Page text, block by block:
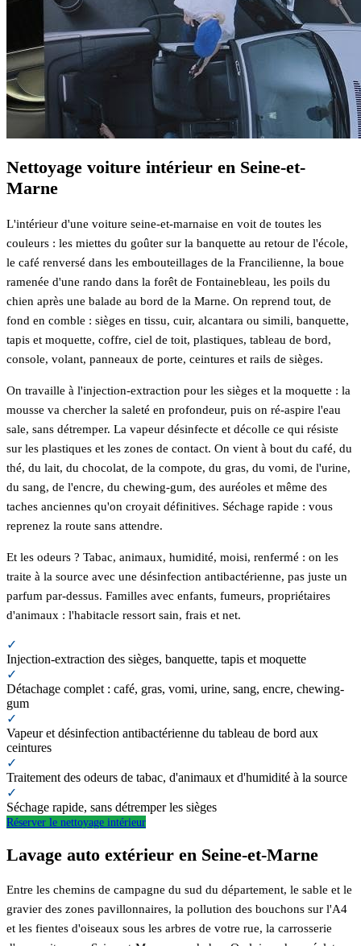
Nettoyage voiture intérieur en Seine-et-
Marne
L'intérieur d'une voiture seine-et-marnaise en voit de toutes les
couleurs : les miettes du goûter sur la banquette au retour de l'école,
le café renversé dans les embouteillages de la Francilienne, la boue
ramenée d'une rando dans la forêt de Fontainebleau, les poils du
chien après une balade au bord de la Marne. On reprend tout, de
fond en comble : sièges en tissu, cuir, alcantara ou simili, banquette,
tapis et moquette, coffre, ciel de toit, plastiques, tableau de bord,
console, volant, panneaux de porte, ceintures et rails de sièges.
On travaille à l'injection-extraction pour les sièges et la moquette : la
mousse va chercher la saleté en profondeur, puis on ré-aspire l'eau
sale, sans détremper. La vapeur désinfecte et décolle ce qui résiste
sur les plastiques et les zones de contact. On vient à bout du café, du
thé, du lait, du chocolat, de la compote, du gras, du vomi, de l'urine,
du sang, de l'encre, du chewing-gum, des auréoles et même des
taches anciennes qu'on croyait définitives. Séchage rapide : vous
reprenez la route sans attendre.
Et les odeurs ? Tabac, animaux, humidité, moisi, renfermé : on les
traite à la source avec une désinfection antibactérienne, pas juste un
parfum par-dessus. Familles avec enfants, fumeurs, propriétaires
d'animaux : l'habitacle ressort sain, frais et net.
✓
Injection-extraction des sièges, banquette, tapis et moquette
✓
Détachage complet : café, gras, vomi, urine, sang, encre, chewing-
gum
✓
Vapeur et désinfection antibactérienne du tableau de bord aux
ceintures
✓
Traitement des odeurs de tabac, d'animaux et d'humidité à la source
✓
Séchage rapide, sans détremper les sièges
Réserver le nettoyage intérieur
Lavage auto extérieur en Seine-et-Marne
Entre les chemins de campagne du sud du département, le sable et le
gravier des zones pavillonnaires, la pollution des bouchons sur l'A4
et les fientes d'oiseaux sous les arbres de votre rue, la carrosserie